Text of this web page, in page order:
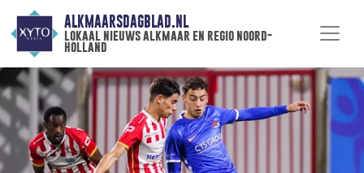
ALKMAARSDAGBLAD.NL
lokaal nieuws alkmaar en regio noord-
holland